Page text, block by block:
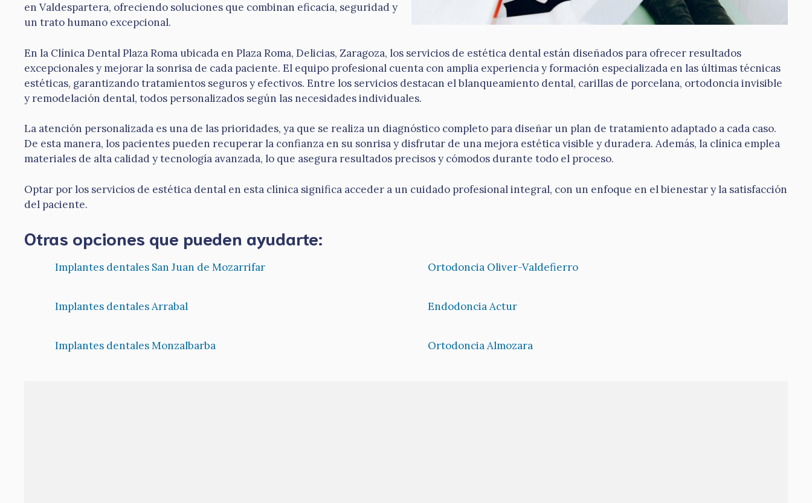
en Valdespartera, ofreciendo soluciones que combinan eficacia, seguridad y
un trato humano excepcional.
En la Clínica Dental Plaza Roma ubicada en Plaza Roma, Delicias, Zaragoza, los servicios de estética dental están diseñados para ofrecer resultados
excepcionales y mejorar la sonrisa de cada paciente. El equipo profesional cuenta con amplia experiencia y formación especializada en las últimas técnicas
estéticas, garantizando tratamientos seguros y efectivos. Entre los servicios destacan el blanqueamiento dental, carillas de porcelana, ortodoncia invisible
y remodelación dental, todos personalizados según las necesidades individuales.
La atención personalizada es una de las prioridades, ya que se realiza un diagnóstico completo para diseñar un plan de tratamiento adaptado a cada caso.
De esta manera, los pacientes pueden recuperar la confianza en su sonrisa y disfrutar de una mejora estética visible y duradera. Además, la clínica emplea
materiales de alta calidad y tecnología avanzada, lo que asegura resultados precisos y cómodos durante todo el proceso.
Optar por los servicios de estética dental en esta clínica significa acceder a un cuidado profesional integral, con un enfoque en el bienestar y la satisfacción
del paciente.
Otras opciones que pueden ayudarte:
Implantes dentales San Juan de Mozarrifar Ortodoncia Oliver-Valdefierro
Implantes dentales Arrabal Endodoncia Actur
Implantes dentales Monzalbarba Ortodoncia Almozara